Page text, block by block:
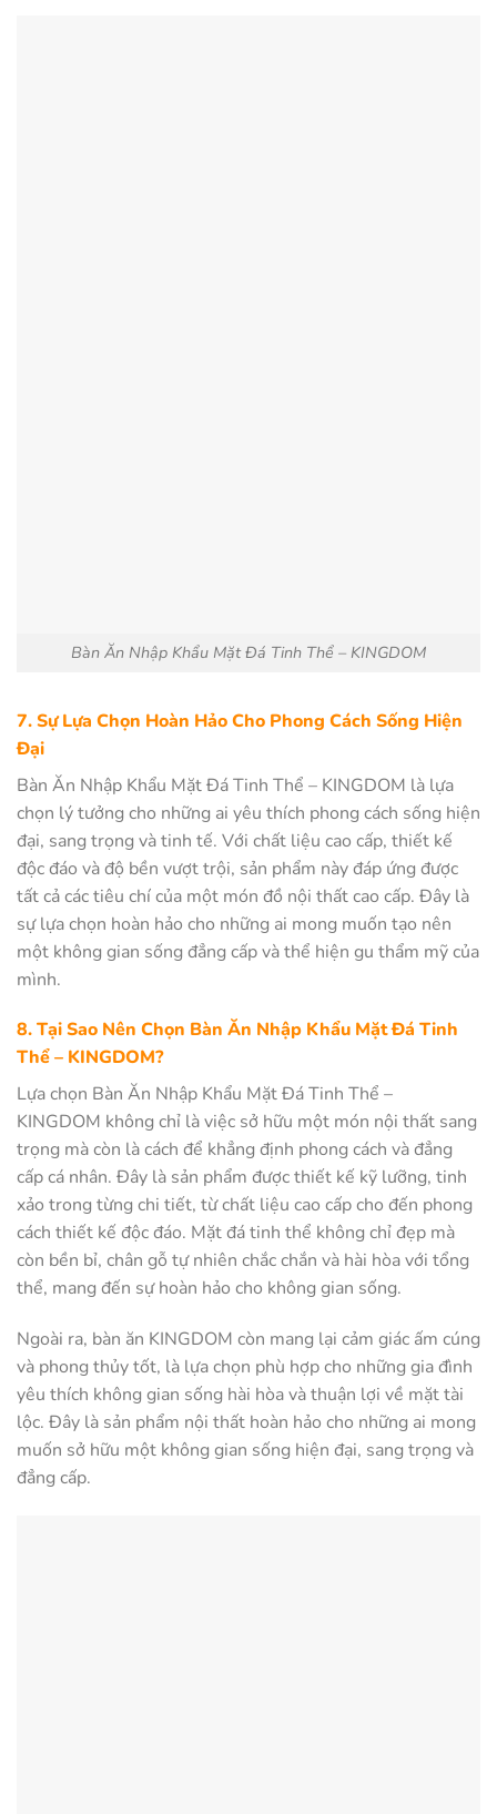
Bàn Ăn Nhập Khẩu Mặt Đá Tinh Thể – KINGDOM
7. Sự Lựa Chọn Hoàn Hảo Cho Phong Cách Sống Hiện
Đại
Bàn Ăn Nhập Khẩu Mặt Đá Tinh Thể – KINGDOM là lựa
chọn lý tưởng cho những ai yêu thích phong cách sống hiện
đại, sang trọng và tinh tế. Với chất liệu cao cấp, thiết kế
độc đáo và độ bền vượt trội, sản phẩm này đáp ứng được
tất cả các tiêu chí của một món đồ nội thất cao cấp. Đây là
sự lựa chọn hoàn hảo cho những ai mong muốn tạo nên
một không gian sống đẳng cấp và thể hiện gu thẩm mỹ của
mình.
8. Tại Sao Nên Chọn Bàn Ăn Nhập Khẩu Mặt Đá Tinh
Thể – KINGDOM?
Lựa chọn Bàn Ăn Nhập Khẩu Mặt Đá Tinh Thể –
KINGDOM không chỉ là việc sở hữu một món nội thất sang
trọng mà còn là cách để khẳng định phong cách và đẳng
cấp cá nhân. Đây là sản phẩm được thiết kế kỹ lưỡng, tinh
xảo trong từng chi tiết, từ chất liệu cao cấp cho đến phong
cách thiết kế độc đáo. Mặt đá tinh thể không chỉ đẹp mà
còn bền bỉ, chân gỗ tự nhiên chắc chắn và hài hòa với tổng
thể, mang đến sự hoàn hảo cho không gian sống.
Ngoài ra, bàn ăn KINGDOM còn mang lại cảm giác ấm cúng
và phong thủy tốt, là lựa chọn phù hợp cho những gia đình
yêu thích không gian sống hài hòa và thuận lợi về mặt tài
lộc. Đây là sản phẩm nội thất hoàn hảo cho những ai mong
muốn sở hữu một không gian sống hiện đại, sang trọng và
đẳng cấp.